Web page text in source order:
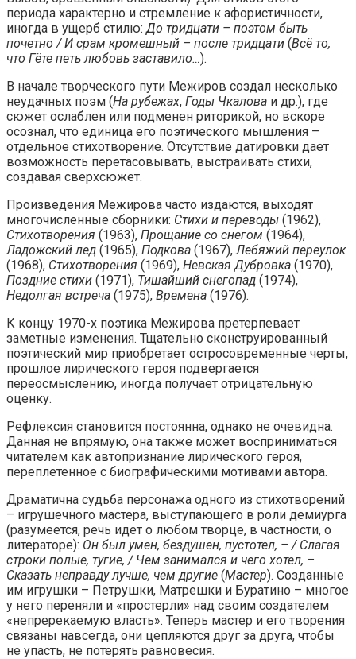
периода характерно и стремление к афористичности,
иногда в ущерб стилю: До тридцати – поэтом быть
почетно / И срам кромешный – после тридцати (Всё то,
что Гёте петь любовь заставило…).
В начале творческого пути Межиров создал несколько
неудачных поэм (На рубежах, Годы Чкалова и др.), где
сюжет ослаблен или подменен риторикой, но вскоре
осознал, что единица его поэтического мышления –
отдельное стихотворение. Отсутствие датировки дает
возможность перетасовывать, выстраивать стихи,
создавая сверхсюжет.
Произведения Межирова часто издаются, выходят
многочисленные сборники: Стихи и переводы (1962),
Стихотворения (1963), Прощание со снегом (1964),
Ладожский лед (1965), Подкова (1967), Лебяжий переулок
(1968), Стихотворения (1969), Невская Дубровка (1970),
Поздние стихи (1971), Тишайший снегопад (1974),
Недолгая встреча (1975), Времена (1976).
К концу 1970-х поэтика Межирова претерпевает
заметные изменения. Тщательно сконструированный
поэтический мир приобретает остросовременные черты,
прошлое лирического героя подвергается
переосмыслению, иногда получает отрицательную
оценку.
Рефлексия становится постоянна, однако не очевидна.
Данная не впрямую, она также может восприниматься
читателем как автопризнание лирического героя,
переплетенное с биографическими мотивами автора.
Драматична судьба персонажа одного из стихотворений
– игрушечного мастера, выступающего в роли демиурга
(разумеется, речь идет о любом творце, в частности, о
литераторе): Он был умен, бездушен, пустотел, – / Слагая
строки полые, тугие, / Чем занимался и чего хотел, –
Сказать неправду лучше, чем другие (Мастер). Созданные
им игрушки – Петрушки, Матрешки и Буратино – многое
у него переняли и «простерли» над своим создателем
«непререкаемую власть». Теперь мастер и его творения
связаны навсегда, они цепляются друг за друга, чтобы
не упасть, не потерять равновесия.